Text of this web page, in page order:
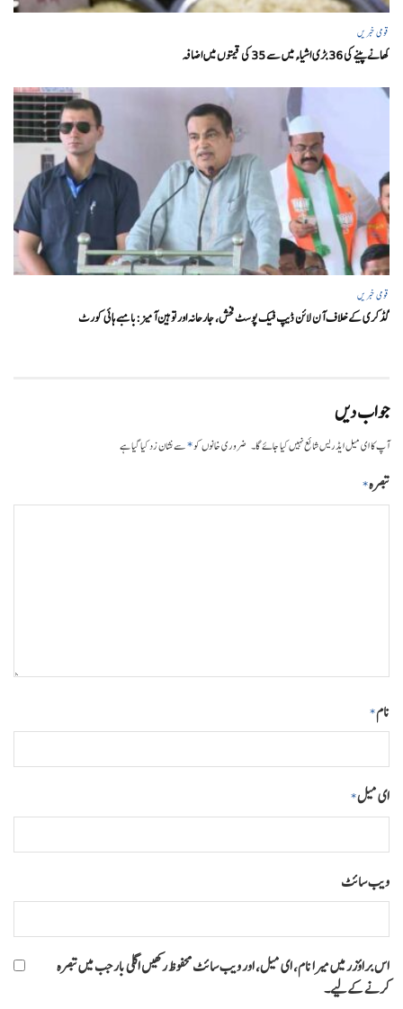
قومی خبریں
کھانے پینے کی 36 بڑی اشیاء میں سے 35 کی قیمتوں میں اضافہ
قومی خبریں
گڈکری کے خلاف آن لائن ڈیپ فیک پوسٹ فحش، جارحانہ اور توہین آمیز:بامبے ہائی کورٹ
جواب دیں
آپ کا ای میل ایڈریس شائع نہیں کیا جائے گا۔ ضروری خانوں کو*سے نشان زد کیا گیا ہے
تبصرہ*
نام*
ای میل*
ویب‌ سائٹ
اس براؤزر میں میرا نام، ای میل، اور ویب سائٹ محفوظ رکھیں اگلی بار جب میں تبصرہ
کرنے کےلیے۔